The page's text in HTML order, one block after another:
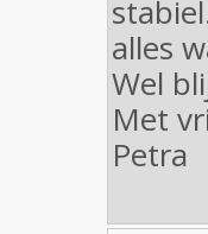
alles
Wel
Met
Petra